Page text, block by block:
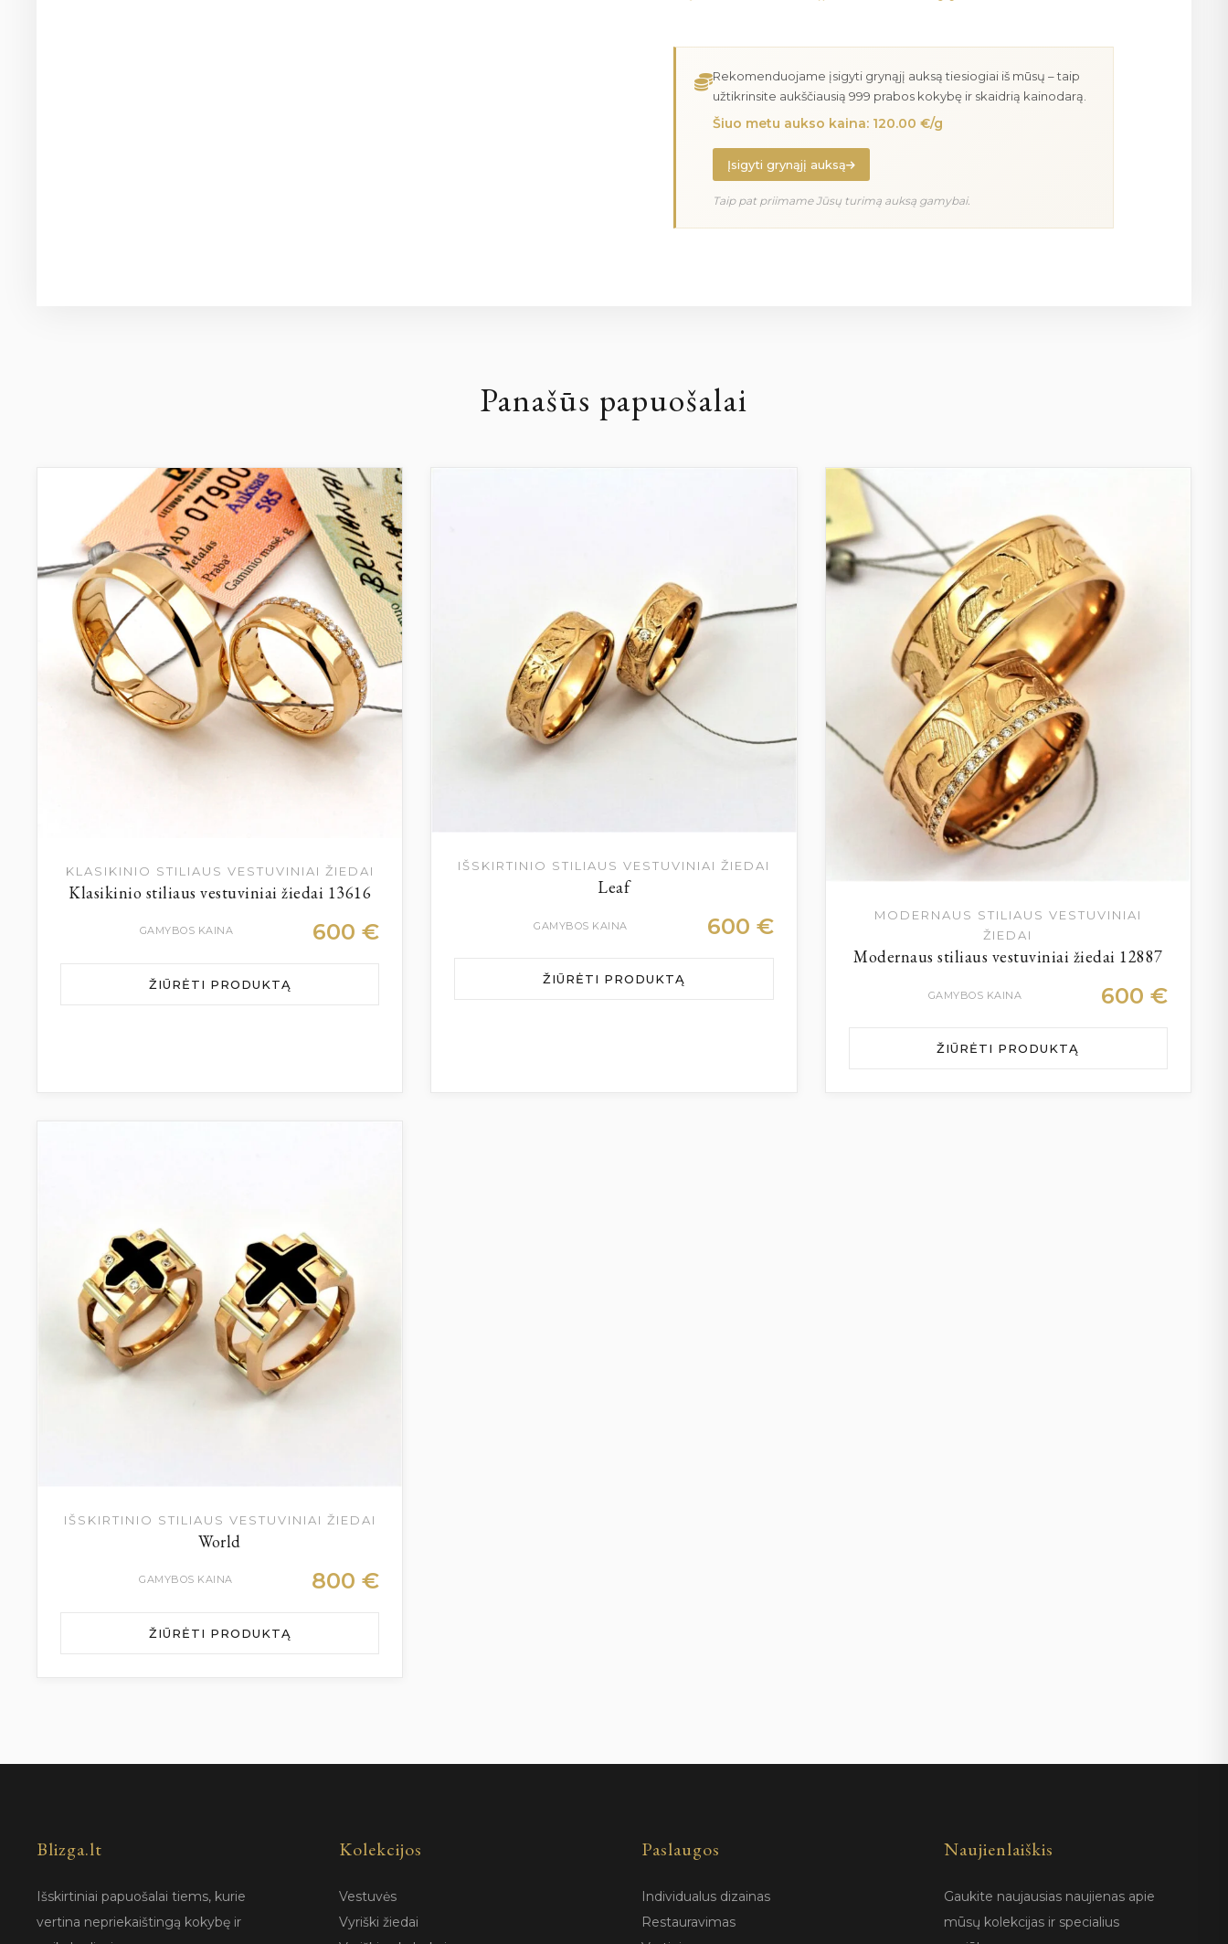
Rekomenduojame įsigyti grynąjį auksą tiesiogiai iš mūsų – taip
užtikrinsite aukščiausią 999 prabos kokybę ir skaidrią kainodarą.
Šiuo metu aukso kaina: 120.00 €/g
Įsigyti grynąjį auksą
Taip pat priimame Jūsų turimą auksą gamybai.
Panašūs papuošalai
KLASIKINIO STILIAUS VESTUVINIAI ŽIEDAI
Klasikinio stiliaus vestuviniai žiedai 13616
GAMYBOS KAINA 600€
ŽIŪRĖTI PRODUKTĄ
IŠSKIRTINIO STILIAUS VESTUVINIAI ŽIEDAI
Leaf
GAMYBOS KAINA 600 €
ŽIŪRĖTI PRODUKTĄ
MODERNAUS STILIAUS VESTUVINIAI
ŽIEDAI
Modernaus stiliaus vestuviniai žiedai 12887
GAMYBOS KAINA 600 €
ŽIŪRĖTI PRODUKTĄ
IŠSKIRTINIO STILIAUS VESTUVINIAI ŽIEDAI
World
GAMYBOS KAINA 800€
ŽIŪRĖTI PRODUKTĄ
Blizga.lt
Išskirtiniai papuošalai tiems, kurie
vertina nepriekaištingą kokybę ir
Kolekcijos
Vestuvės
Vyriški žiedai
Paslaugos
Individualus dizainas
Restauravimas
Naujienlaiškis
Gaukite naujausias naujienas apie
mūsų kolekcijas ir specialius